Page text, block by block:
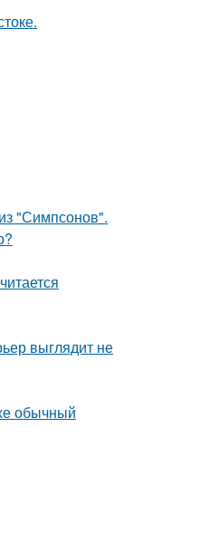
"Симпсонов".
выглядит не
обычный